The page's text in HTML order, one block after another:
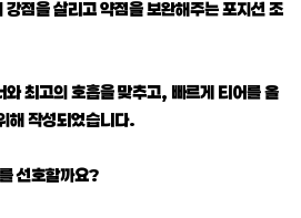
점을 살리고 약점을 보완해주는 포지션 조
와 최고의 호흡을 맞추고, 빠르게 티어를 올
해 작성되었습니다.
선호할까요?